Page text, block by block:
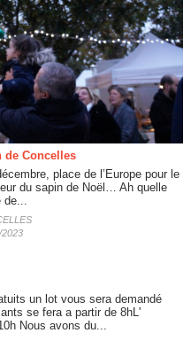
de Concelles
place de l’Europe pour le
du sapin de Noël… Ah quelle
un lot vous sera demandé
se fera a partir de 8hL'
Nous avons du...